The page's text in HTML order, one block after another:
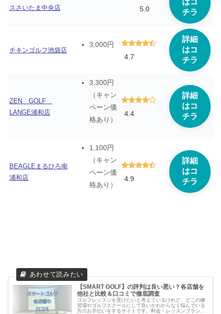
スさいたま中央店
5.0
チラ
チキンゴルフ池袋店
3,000円
4.7
詳細
はコ
チラ
ZEN GOLF
LANGE浦和店
3,300円
（キャン
ペーン価
格あり）
4.4
詳細
はコ
チラ
BEAGLEまるひろ南
浦和店
1,100円
（キャン
ペーン価
格あり）
4.9
詳細
はコ
チラ
【SMART GOLF】の評判は良い悪い？各店舗を
他社と比較＆口コミで徹底調査
ゴルフレッスンを受けたいと考えているけれど、どこの練
習場やゴルフスクールにして良いかわからなく悩んでいる
方のお手伝いをするサイトです。料金・レッスンプランの